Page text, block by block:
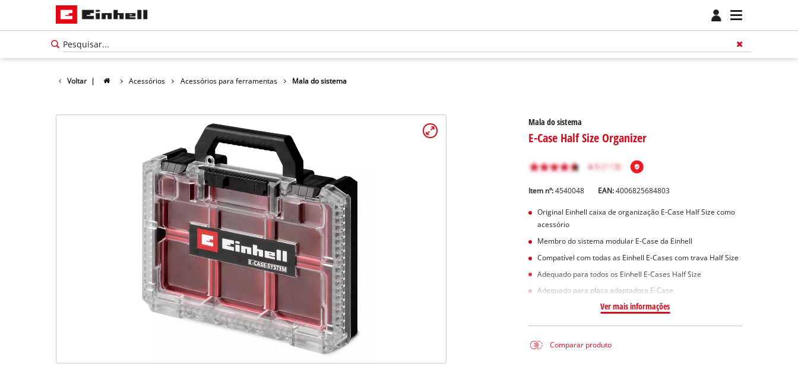
Voltar | Acessórios Acessórios para ferramentas Mala do sistema
Mala do sistema
E-Case Half Size Organizer
Item nº: 4540048 EAN:4006825684803
Original Einhell caixa de organização E-Case Half Size como
acessório
Membro do sistema modular E-Case da Einhell
Compatível com todas as Einhell E-Cases com trava Half Size
Adequado para todos os Einhell E-Cases Half Size
Adequado para placa adaptadora E-Case
Ver mais informações
Comparar produto